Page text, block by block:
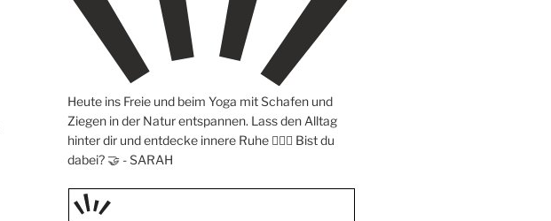
Heute ins Freie und beim Yoga mit Schafen und
Ziegen in der Natur entspannen. Lass den Alltag
hinter dir und entdecke innere Ruhe 🧘‍♀️✨ Bist du
dabei? 🤝 -SARAH